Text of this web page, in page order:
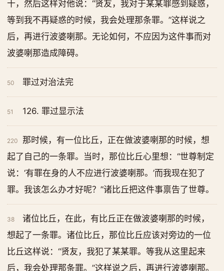
十，然后这样对他说：“贤友，我对于某某罪感到疑惑，
等到我不再疑惑的时候，我会处理那条罪。”这样说之
后，再进行波婆喇那。无论如何，不应因为这件事而对
波婆喇那造成障碍。
50 罪过对治法完
51 126. 罪过显示法
220
那时候，有一位比丘，正在做波婆喇那的时候，想
起了自己的一条罪。当时，那位比丘心里想：“世尊制定
说：‘有罪在身的人不应进行波婆喇那。’而我现在犯了
罪。我该怎么办才好呢？”诸比丘把这件事禀告了世尊。
38
诸位比丘，在此，有比丘正在做波婆喇那的时候，
想起了一条罪。诸位比丘，那位比丘应该对旁边的一位
比丘这样说：“贤友，我犯了某某罪。等我从这里起来
后，我会处理那条罪。”这样说之后，再进行波婆喇那。